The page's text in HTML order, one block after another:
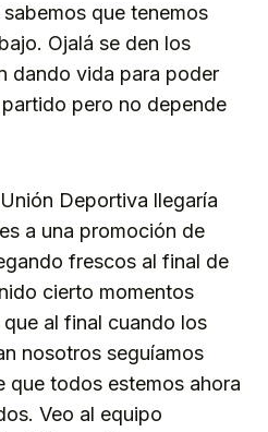
que tenemos
Ojalá se den los
dando vida para poder
pero no depende
Deportiva llegaría
a una promoción de
frescos al final de
cierto momentos
al final cuando los
nosotros seguíamos
que todos estemos ahora
Veo al equipo